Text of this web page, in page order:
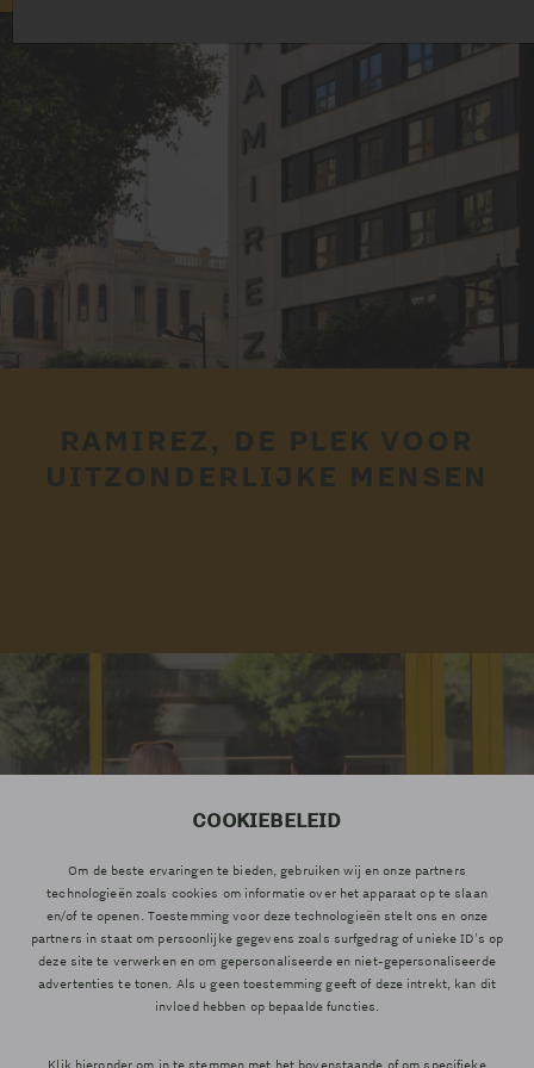
COOKIEBELEID
Om de beste ervaringen te bieden, gebruiken wij en onze partners
technologieën zoals cookies om informatie over het apparaat op te slaan
en/of te openen. Toestemming voor deze technologieën stelt ons en onze
partners in staat om persoonlijke gegevens zoals surfgedrag of unieke ID's op
deze site te verwerken en om gepersonaliseerde en niet-gepersonaliseerde
advertenties te tonen. Als u geen toestemming geeft of deze intrekt, kan dit
invloed hebben op bepaalde functies.
Klik hieronder om in te stemmen met het bovenstaande of om specifieke
RAMIREZ, DE PLEK VOOR
UITZONDERLIJKE MENSEN